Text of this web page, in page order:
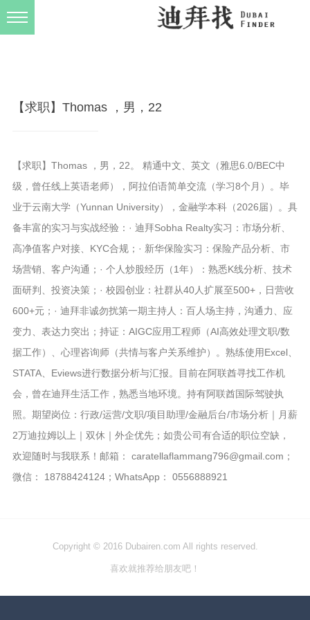
【求职】Thomas ，男，22
【求职】Thomas ，男，22。 精通中文、英文（雅思6.0/BEC中
级，曾任线上英语老师），阿拉伯语简单交流（学习8个月）。毕
业于云南大学（Yunnan University），金融学本科（2026届）。具
备丰富的实习与实战经验：· 迪拜Sobha Realty实习：市场分析、
高净值客户对接、KYC合规；· 新华保险实习：保险产品分析、市
场营销、客户沟通；· 个人炒股经历（1年）：熟悉K线分析、技术
面研判、投资决策；· 校园创业：社群从40人扩展至500+，日营收
600+元；· 迪拜非诚勿扰第一期主持人：百人场主持，沟通力、应
变力、表达力突出；持证：AIGC应用工程师（AI高效处理文职/数
据工作）、心理咨询师（共情与客户关系维护）。熟练使用Excel、
STATA、Eviews进行数据分析与汇报。目前在阿联酋寻找工作机
会，曾在迪拜生活工作，熟悉当地环境。持有阿联酋国际驾驶执
照。期望岗位：行政/运营/文职/项目助理/金融后台/市场分析｜月薪
2万迪拉姆以上｜双休｜外企优先；如贵公司有合适的职位空缺，
欢迎随时与我联系！邮箱： caratellaflammang796@gmail.com；
微信： 18788424124；WhatsApp： 0556888921
Copyright © 2016 Dubairen.com All rights reserved.
喜欢就推荐给朋友吧！